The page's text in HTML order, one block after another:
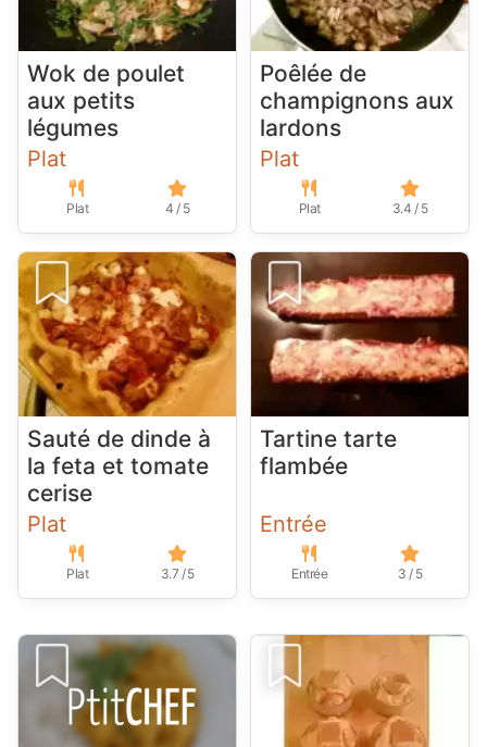
Wok de poulet
aux petits
légumes
Plat
Plat 4 / 5
Poêlée de
champignons aux
lardons
Plat
Plat 3.4 / 5
Sauté de dinde à
la feta et tomate
cerise
Plat
Plat 3.7 / 5
Tartine tarte
flambée
Entrée
Entrée 3 / 5